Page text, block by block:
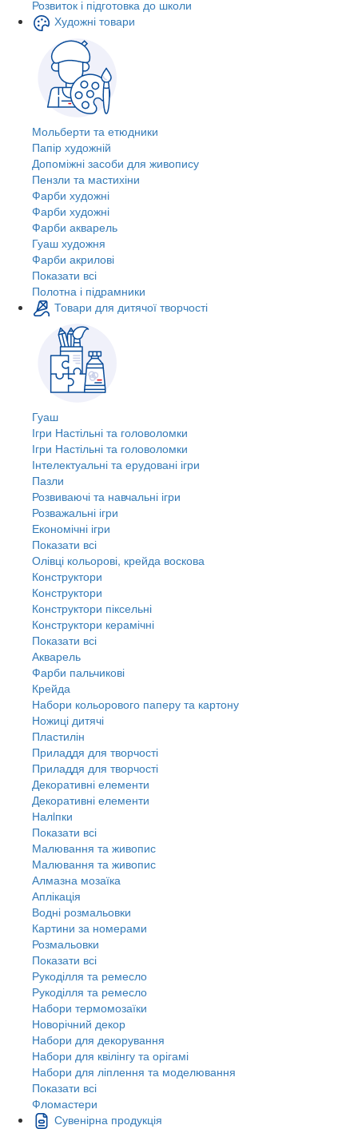
Розвиток і підготовка до школи
Художні товари
Мольберти та етюдники
Папір художній
Допоміжні засоби для живопису
Пензли та мастихіни
Фарби художні
Фарби художні
Фарби акварель
Гуаш художня
Фарби акрилові
Показати всі
Полотна і підрамники
Товари для дитячої творчості
Гуаш
Ігри Настільні та головоломки
Ігри Настільні та головоломки
Інтелектуальні та ерудовані ігри
Пазли
Розвиваючі та навчальні ігри
Розважальні ігри
Економічні ігри
Показати всі
Олівці кольорові, крейда воскова
Конструктори
Конструктори
Конструктори піксельні
Конструктори керамічні
Показати всі
Акварель
Фарби пальчикові
Крейда
Набори кольорового паперу та картону
Ножиці дитячі
Пластилін
Приладдя для творчості
Приладдя для творчості
Декоративні елементи
Декоративні елементи
Налiпки
Показати всі
Малювання та живопис
Малювання та живопис
Алмазна мозаїка
Аплікація
Водні розмальовки
Картини за номерами
Розмальовки
Показати всі
Рукоділля та ремесло
Рукоділля та ремесло
Набори термомозаїки
Новорічний декор
Набори для декорування
Набори для квілінгу та орігамі
Набори для ліплення та моделювання
Показати всі
Фломастери
Сувенірна продукція